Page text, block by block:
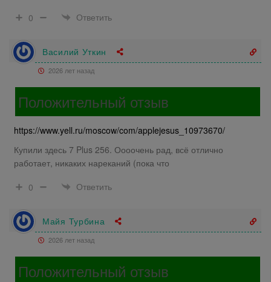
0
Ответить
Василий Уткин
2026 лет назад
Положительный отзыв
https://www.yell.ru/moscow/com/applejesus_10973670/
Купили здесь 7 Plus 256. Оооочень рад, всё отлично
работает, никаких нареканий (пока что
0
Ответить
Майя Турбина
2026 лет назад
Положительный отзыв